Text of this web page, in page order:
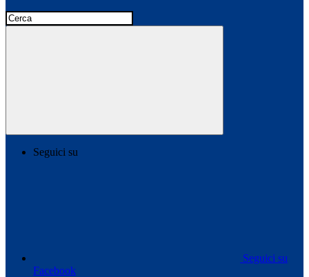
Seguici su
Seguici su
Facebook